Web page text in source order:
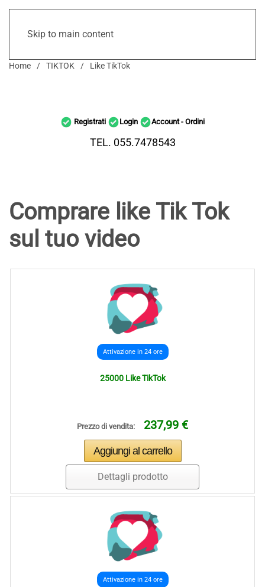
Skip to main content
Home TIKTOK Like TikTok
Registrati Login Account - Ordini
TEL. 055.7478543
Comprare like Tik Tok
sul tuo video
Attivazione in 24 ore
25000 Like TikTok
Prezzo di vendita: 237,99 €
Dettagli prodotto
Attivazione in 24 ore